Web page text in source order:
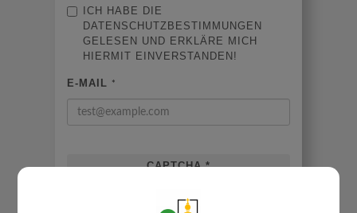
ICH HABE DIE
DATENSCHUTZBESTIMMUNGEN
GELESEN UND ERKLÄRE MICH
HIERMIT EINVERSTANDEN!
E-MAIL *
CAPTCHA*